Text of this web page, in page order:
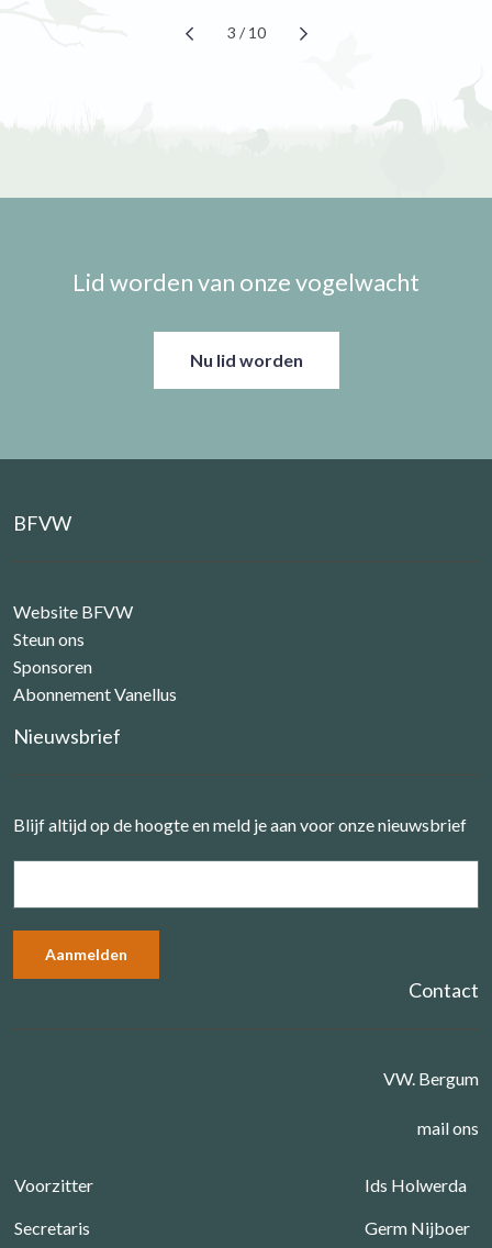
3 / 10
Lid worden van onze vogelwacht
Nu lid worden
BFVW
Website BFVW
Steun ons
Sponsoren
Abonnement Vanellus
Nieuwsbrief
Blijf altijd op de hoogte en meld je aan voor onze nieuwsbrief
Contact
VW. Bergum
mail ons
Voorzitter Ids Holwerda
Secretaris Germ Nijboer